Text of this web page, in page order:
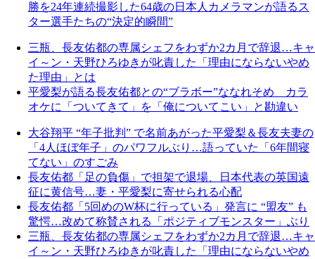
勝を24年連続撮影した64歳の日本人カメラマンが語るス
ター選手たちの“決定的瞬間”
三瓶、長友佑都の専属シェフをわずか2カ月で辞退…キャ
イ～ン・天野ひろゆきが叱責した「理由にならないやめ
た理由」とは
平愛梨が語る長友佑都との“ブラボー”ななれそめ カラ
オケに「ついてきて」を「俺についてこい」と勘違い
大谷翔平 “年子批判” で名前あがった平愛梨＆長友夫妻の
「4人ほぼ年子」のパワフルぶり…語っていた「6年間寝
てない」のすごみ
長友佑都「足の負傷」で担架で退場、日本代表の英国遠
征に黄信号…妻・平愛梨に寄せられる心配
長友佑都「5回めのW杯に行っている」発言に “盟友” も
驚愕…改めて称賛される「ポジティブモンスター」ぶり
三瓶、長友佑都の専属シェフをわずか2カ月で辞退…キャ
イ～ン・天野ひろゆきが叱責した「理由にならないやめ